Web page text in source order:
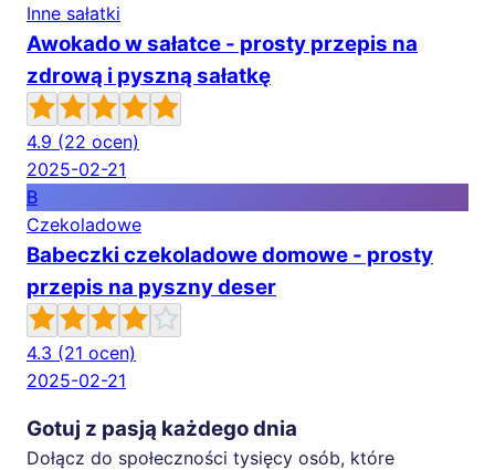
Inne sałatki
Awokado w sałatce - prosty przepis na
zdrową i pyszną sałatkę
4.9 (22 ocen)
2025-02-21
B
Czekoladowe
Babeczki czekoladowe domowe - prosty
przepis na pyszny deser
4.3 (21 ocen)
2025-02-21
Gotuj z pasją każdego dnia
Dołącz do społeczności tysięcy osób, które